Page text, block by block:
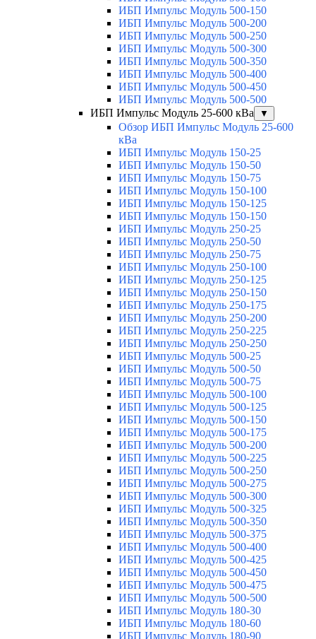
ИБП Импульс Модуль 500-150
ИБП Импульс Модуль 500-200
ИБП Импульс Модуль 500-250
ИБП Импульс Модуль 500-300
ИБП Импульс Модуль 500-350
ИБП Импульс Модуль 500-400
ИБП Импульс Модуль 500-450
ИБП Импульс Модуль 500-500
ИБП Импульс Модуль 25-600 кВа
▼
Обзор ИБП Импульс Модуль 25-600
кВа
ИБП Импульс Модуль 150-25
ИБП Импульс Модуль 150-50
ИБП Импульс Модуль 150-75
ИБП Импульс Модуль 150-100
ИБП Импульс Модуль 150-125
ИБП Импульс Модуль 150-150
ИБП Импульс Модуль 250-25
ИБП Импульс Модуль 250-50
ИБП Импульс Модуль 250-75
ИБП Импульс Модуль 250-100
ИБП Импульс Модуль 250-125
ИБП Импульс Модуль 250-150
ИБП Импульс Модуль 250-175
ИБП Импульс Модуль 250-200
ИБП Импульс Модуль 250-225
ИБП Импульс Модуль 250-250
ИБП Импульс Модуль 500-25
ИБП Импульс Модуль 500-50
ИБП Импульс Модуль 500-75
ИБП Импульс Модуль 500-100
ИБП Импульс Модуль 500-125
ИБП Импульс Модуль 500-150
ИБП Импульс Модуль 500-175
ИБП Импульс Модуль 500-200
ИБП Импульс Модуль 500-225
ИБП Импульс Модуль 500-250
ИБП Импульс Модуль 500-275
ИБП Импульс Модуль 500-300
ИБП Импульс Модуль 500-325
ИБП Импульс Модуль 500-350
ИБП Импульс Модуль 500-375
ИБП Импульс Модуль 500-400
ИБП Импульс Модуль 500-425
ИБП Импульс Модуль 500-450
ИБП Импульс Модуль 500-475
ИБП Импульс Модуль 500-500
ИБП Импульс Модуль 180-30
ИБП Импульс Модуль 180-60
ИБП Импульс Модуль 180-90